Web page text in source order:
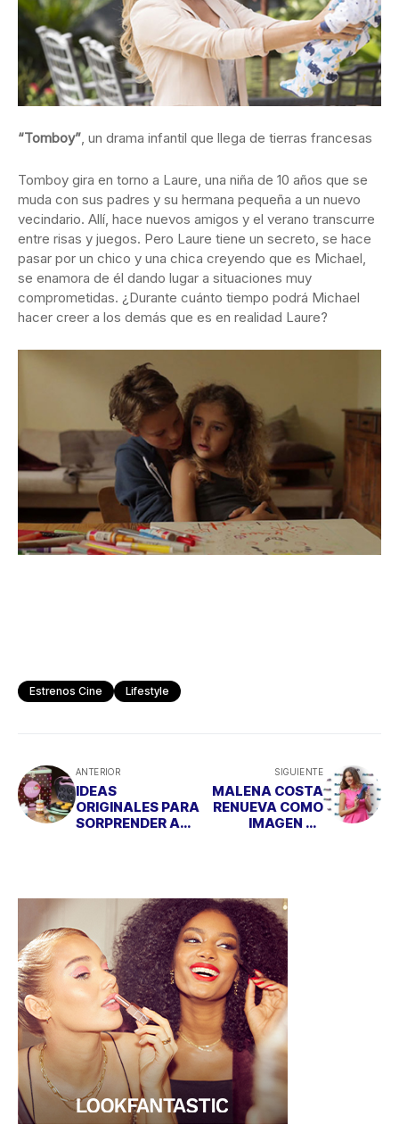
“Tomboy” , un drama infantil que llega de tierras francesas
Tomboy gira en torno a Laure, una niña de 10 años que se
muda con sus padres y su hermana pequeña a un nuevo
vecindario. Allí, hace nuevos amigos y el verano transcurre
entre risas y juegos. Pero Laure tiene un secreto, se hace
pasar por un chico y una chica creyendo que es Michael,
se enamora de él dando lugar a situaciones muy
comprometidas. ¿Durante cuánto tiempo podrá Michael
hacer creer a los demás que es en realidad Laure?
Estrenos Cine Lifestyle
ANTERIOR
IDEAS
ORIGINALES PARA
SORPRENDER A
SIGUIENTE
MALENA COSTA
RENUEVA COMO
IMAGEN DE